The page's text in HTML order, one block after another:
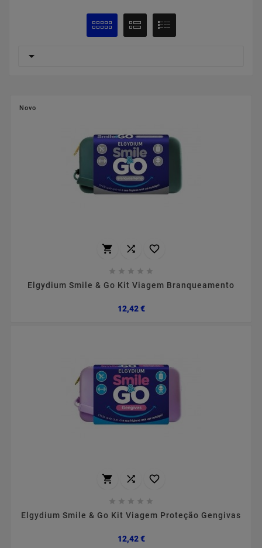

Novo
  
    
Elgydium Smile & Go Kit Viagem Branqueamento
12,42 €Preço
  
    
Elgydium Smile & Go Kit Viagem Proteção Gengivas
12,42 €Preço